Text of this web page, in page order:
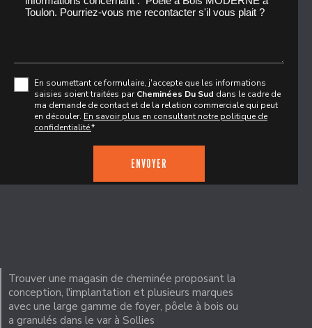
En soumettant ce formulaire, j'accepte que les informations
saisies soient traitées parCheminées Du Sud dans le cadre de
ma demande de contact et de la relation commerciale qui peut
en découler. En savoir plus en consultant notre politique de
confidentialité.*
Trouver une magasin de cheminée proposant la
conception, l'implantation et plusieurs marques
avec une large gamme de foyer, pôele à bois ou
a granulés dans le var à Sollies